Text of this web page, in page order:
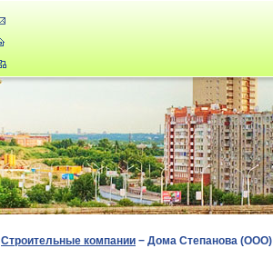
Строительные компании − Дома Степанова (ООО)